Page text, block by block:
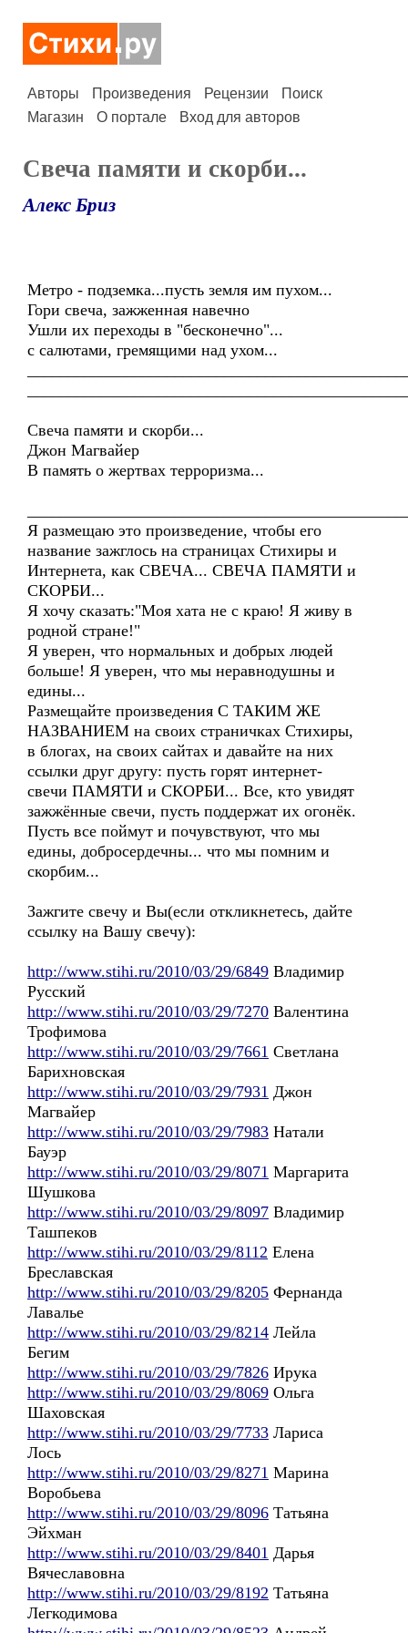
Авторы Произведения Рецензии
Поиск
Магазин
О портале Вход для авторов
Свеча памяти и скорби...
Алекс Бриз
Метро - подземка...пусть земля им пухом...
Гори свеча, зажженная навечно
Ушли их переходы в "бесконечно"...
с салютами, гремящими над ухом...
Свеча памяти и скорби...
Джон Магвайер
В память о жертвах терроризма...
Я размещаю это произведение, чтобы его
название зажглось на страницах Стихиры и
Интернета, как СВЕЧА... СВЕЧА ПАМЯТИ и
СКОРБИ...
Я хочу сказать:"Моя хата не с краю! Я живу в
родной стране!"
Я уверен, что нормальных и добрых людей
больше! Я уверен, что мы неравнодушны и
едины...
Размещайте произведения С ТАКИМ ЖЕ
НАЗВАНИЕМ на своих страничках Стихиры,
в блогах, на своих сайтах и давайте на них
ссылки друг другу: пусть горят интернет-
свечи ПАМЯТИ и СКОРБИ... Все, кто увидят
зажжённые свечи, пусть поддержат их огонёк.
Пусть все поймут и почувствуют, что мы
едины, добросердечны... что мы помним и
скорбим...
Зажгите свечу и Вы(если откликнетесь, дайте
ссылку на Вашу свечу):
http://www.stihi.ru/2010/03/29/6849 Владимир
Русский
http://www.stihi.ru/2010/03/29/7270 Валентина
Трофимова
http://www.stihi.ru/2010/03/29/7661 Светлана
Барихновская
http://www.stihi.ru/2010/03/29/7931 Джон
Магвайер
http://www.stihi.ru/2010/03/29/7983 Натали
Бауэр
http://www.stihi.ru/2010/03/29/8071 Маргарита
Шушкова
http://www.stihi.ru/2010/03/29/8097 Владимир
Ташпеков
http://www.stihi.ru/2010/03/29/8112 Елена
Бреславская
http://www.stihi.ru/2010/03/29/8205 Фернанда
Лавалье
http://www.stihi.ru/2010/03/29/8214 Лейла
Бегим
http://www.stihi.ru/2010/03/29/7826 Ирука
http://www.stihi.ru/2010/03/29/8069 Ольга
Шаховская
http://www.stihi.ru/2010/03/29/7733 Лариса
Лось
http://www.stihi.ru/2010/03/29/8271 Марина
Воробьева
http://www.stihi.ru/2010/03/29/8096 Татьяна
Эйхман
http://www.stihi.ru/2010/03/29/8401 Дарья
Вячеславовна
http://www.stihi.ru/2010/03/29/8192 Татьяна
Легкодимова